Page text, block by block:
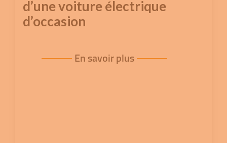
d’une voiture électrique
d’occasion
En savoir plus